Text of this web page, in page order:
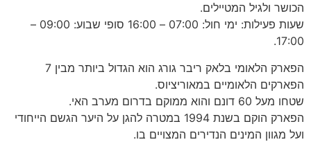
הכושר ולגיל המטיילים.
שעות פעילות: ימי חול: 07:00 – 16:00 סופי שבוע: 09:00 –
17:00.
הפארק הלאומי בלאק ריבר גורג הוא הגדול ביותר מבין 7
הפארקים הלאומיים במאוריציוס.
שטחו מעל 60 דונם והוא ממוקם בדרום מערב האי.
הפארק הוקם בשנת 1994 במטרה להגן על היער הגשם הייחודי
ועל מגוון המינים הנדירים המצויים בו.